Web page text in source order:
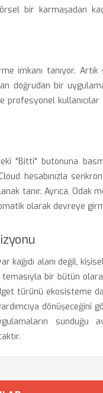
bir karmaşadan
imkanı tanıyor.
doğrudan bir
kullanıcılar
"Bitti" butonuna
hesabınızla
tanır. Ayrıca, Odak
olarak devreye
kağıdı alanı değil,
bir bütün
türünü ekosisteme
dönüşeceğini
sunduğu